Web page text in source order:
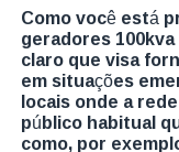
Como você está
geradores
claro que visa
em situações
locais onde a
público habitual
como, por